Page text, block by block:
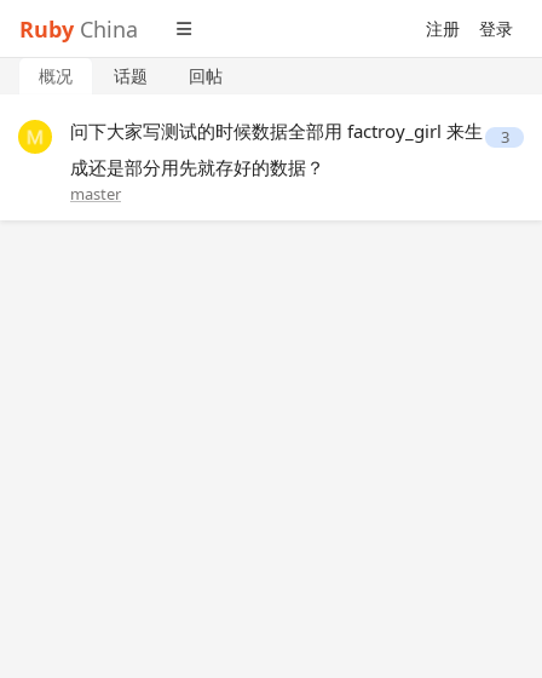
Ruby China 注册 登录
概况 话题 回帖
问下大家写测试的时候数据全部用 factroy_girl 来生
成还是部分用先就存好的数据？
master
3